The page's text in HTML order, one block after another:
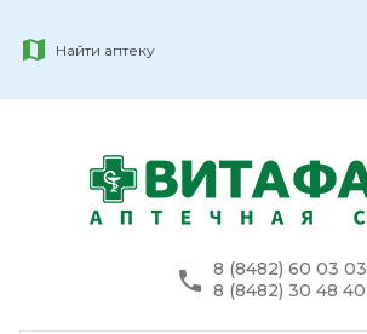
Найти аптеку
8 (8482) 60 03 03
8 (8482) 30 48 40